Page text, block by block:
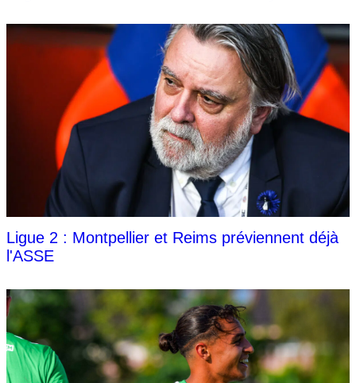
Ligue 2 : Montpellier et Reims préviennent déjà
l'ASSE